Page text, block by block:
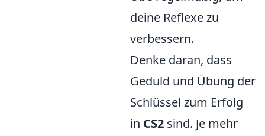
deine Reflexe zu
verbessern.
Denke daran, dass
Geduld und Übung der
Schlüssel zum Erfolg
in CS2 sind. Je mehr